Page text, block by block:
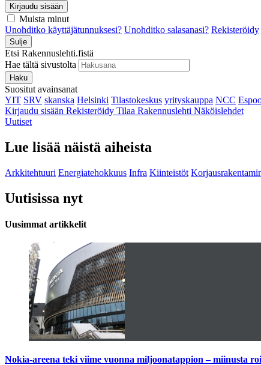
Kirjaudu sisään
Muista minut
Unohditko käyttäjätunnuksesi? Unohditko salasanasi? Rekisteröidy
Sulje
Etsi Rakennuslehti.fistä
Hae tältä sivustolta
Haku
Suositut avainsanat
YIT SRV skanska Helsinki Tilastokeskus yrityskauppa NCC
Kirjaudu sisään Rekisteröidy Tilaa Rakennuslehti Näköislehdet
Uutiset
Lue lisää näistä aiheista
Arkkitehtuuri Energiatehokkuus Infra Kiinteistöt
Uutisissa nyt
Uusimmat artikkelit
Nokia-areena teki viime vuonna miljoonatappion – miinusta